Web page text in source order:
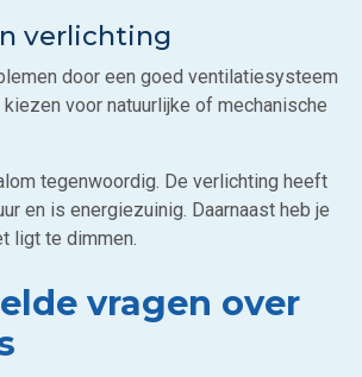
verlichting
door een goed ventilatiesysteem
voor natuurlijke of mechanische
tegenwoordig. De verlichting heeft
en is energiezuinig. Daarnaast heb je
ligt te dimmen.
vragen over